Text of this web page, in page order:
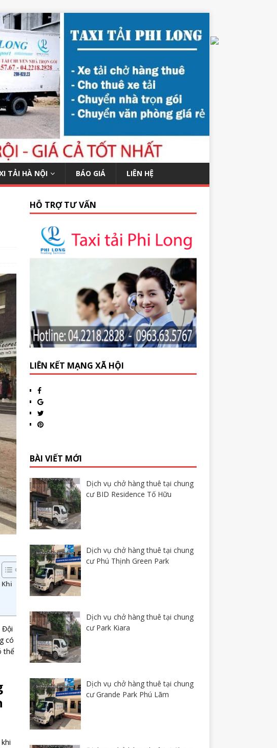
TẢI HÀ NỘI BÁO GIÁ LIÊN HỆ
Đội
có
thể
HỖ TRỢ TƯ VẤN
LIÊN KẾT MẠNG XÃ HỘI
BÀI VIẾT MỚI
Dịch vụ chở hàng thuê tại chung
cư BID Residence Tố Hữu
Dịch vụ chở hàng thuê tại chung
cư Phú Thịnh Green Park
Dịch vụ chở hàng thuê tại chung
cư Park Kiara
Dịch vụ chở hàng thuê tại chung
cư Grande Park Phú Lãm